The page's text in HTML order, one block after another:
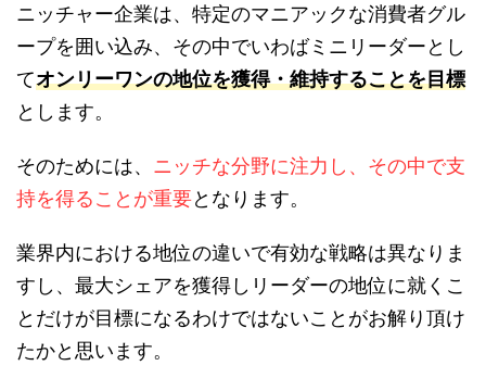
ニッチャー企業は、特定のマニアックな消費者グル
ープを囲い込み、その中でいわばミニリーダーとし
てオンリーワンの地位を獲得・維持することを目標
とします。
そのためには、 ニッチな分野に注力し、その中で支
持を得ることが重要となります。
業界内における地位の違いで有効な戦略は異なりま
すし、最大シェアを獲得しリーダーの地位に就くこ
とだけが目標になるわけではないことがお解り頂け
たかと思います。